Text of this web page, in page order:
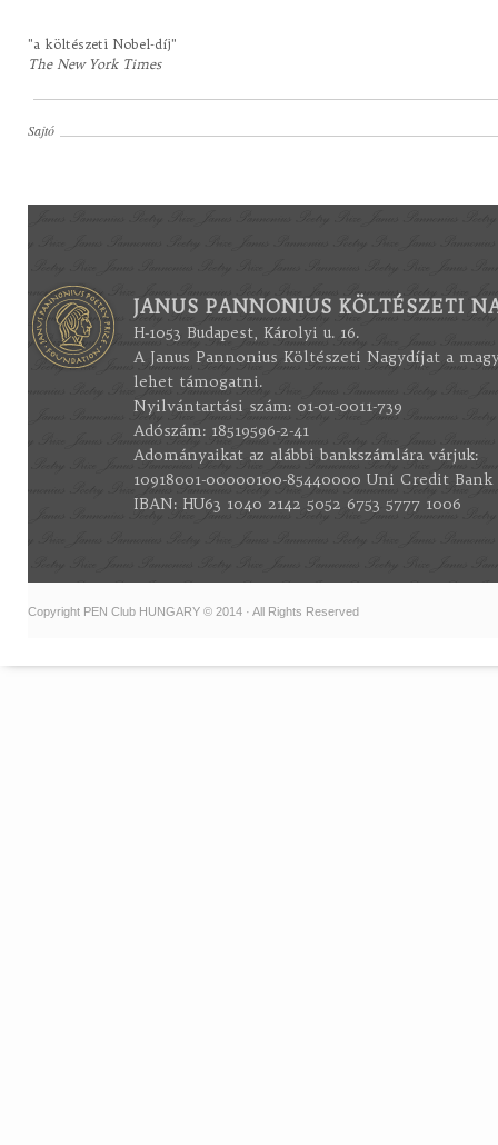
"a költészeti Nobel-díj"
The New York Times
Sajtó
JANUS PANNONIUS KÖLTÉSZETI
H-1053 Budapest, Károlyi u. 16.
A Janus Pannonius Költészeti Nagydíjat a
lehet támogatni.
Nyilvántartási szám: 01-01-0011-739
Adószám: 18519596-2-41
Adományaikat az alábbi bankszámlára várjuk:
10918001-00000100-85440000 Uni Credit Bank
IBAN: HU63 1040 2142 5052 6753 5777 1006
Copyright PEN Club HUNGARY © 2014 · All Rights Reserved